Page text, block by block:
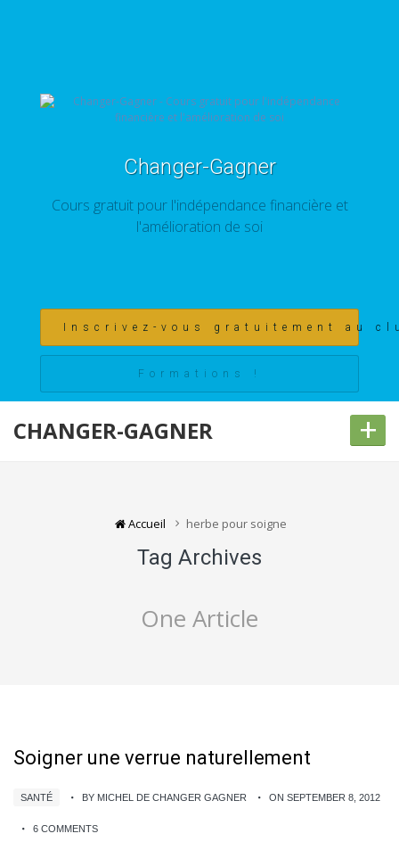
Changer-Gagner
Cours gratuit pour l'indépendance financière et
l'amélioration de soi
Inscrivez-vous gratuitement au
Formations !
CHANGER-GAGNER +
Accueil herbe pour soigne
Tag Archives
One Article
Soigner une verrue naturellement
SANTÉ BY MICHEL DE CHANGER GAGNER ON SEPTEMBER 8, 2012
6 COMMENTS